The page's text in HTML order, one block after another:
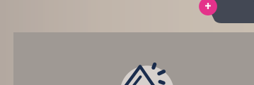
TEMPS RÉEL